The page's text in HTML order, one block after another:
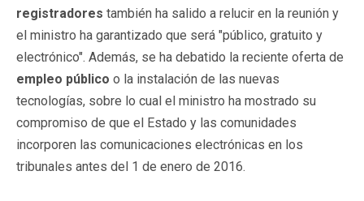
registradores también ha salido a relucir en la reunión y
el ministro ha garantizado que será "público, gratuito y
electrónico". Además, se ha debatido la reciente oferta de
empleo público o la instalación de las nuevas
tecnologías, sobre lo cual el ministro ha mostrado su
compromiso de que el Estado y las comunidades
incorporen las comunicaciones electrónicas en los
tribunales antes del 1 de enero de 2016.